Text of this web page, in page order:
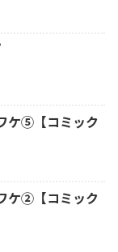
ケ⑤【コミック
ケ②【コミック